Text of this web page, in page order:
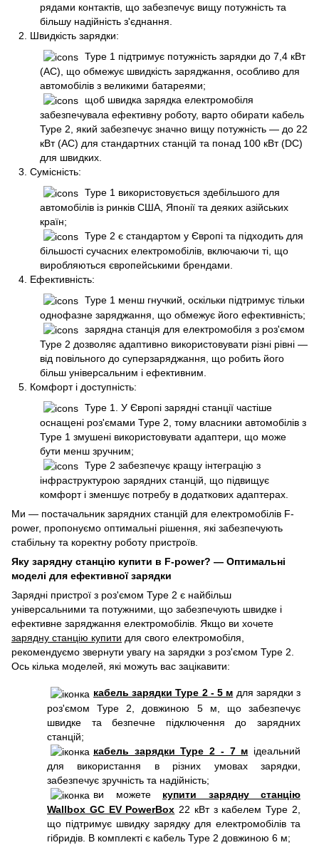
рядами контактів, що забезпечує вищу потужність та
більшу надійність з'єднання.
Швидкість зарядки:
Type 1 підтримує потужність зарядки до 7,4 кВт
(AC), що обмежує швидкість заряджання, особливо для
автомобілів з великими батареями;
щоб швидка зарядка електромобіля
забезпечувала ефективну роботу, варто обирати кабель
Type 2, який забезпечує значно вищу потужність — до 22
кВт (AC) для стандартних станцій та понад 100 кВт (DC)
для швидких.
Сумісність:
Type 1 використовується здебільшого для
автомобілів із ринків США, Японії та деяких азійських
країн;
Type 2 є стандартом у Європі та підходить для
більшості сучасних електромобілів, включаючи ті, що
виробляються європейськими брендами.
Ефективність:
Type 1 менш гнучкий, оскільки підтримує тільки
однофазне заряджання, що обмежує його ефективність;
зарядна станція для електромобіля з роз'ємом
Type 2 дозволяє адаптивно використовувати різні рівні —
від повільного до суперзаряджання, що робить його
більш універсальним і ефективним.
Комфорт і доступність:
Type 1. У Європі зарядні станції частіше
оснащені роз'ємами Type 2, тому власники автомобілів з
Type 1 змушені використовувати адаптери, що може
бути менш зручним;
Type 2 забезпечує кращу інтеграцію з
інфраструктурою зарядних станцій, що підвищує
комфорт і зменшує потребу в додаткових адаптерах.
Ми — постачальник зарядних станцій для електромобілів F-
power, пропонуємо оптимальні рішення, які забезпечують
стабільну та коректну роботу пристроїв.
Яку зарядну станцію купити в F-power? — Оптимальні
моделі для ефективної зарядки
Зарядні пристрої з роз'ємом Type 2 є найбільш
універсальними та потужними, що забезпечують швидке і
ефективне заряджання електромобілів. Якщо ви хочете
зарядну станцію купити для свого електромобіля,
рекомендуємо звернути увагу на зарядки з роз'ємом Type 2.
Ось кілька моделей, які можуть вас зацікавити:
кабель зарядки Type 2 - 5 м для зарядки з
роз'ємом Type 2, довжиною 5 м, що забезпечує
швидке та безпечне підключення до зарядних
станцій;
кабель зарядки Type 2 - 7 м ідеальний
для використання в різних умовах зарядки,
забезпечує зручність та надійність;
ви можете купити зарядну станцію
Wallbox GC EV PowerBox 22 кВт з кабелем Type 2,
що підтримує швидку зарядку для електромобілів та
гібридів. В комплекті є кабель Type 2 довжиною 6 м;